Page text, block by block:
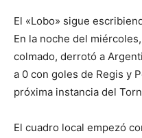
El «Lobo» sigue
En la noche del
colmado, derrotó a
a 0 con goles de Regis y
próxima instancia del
El cuadro local empezó